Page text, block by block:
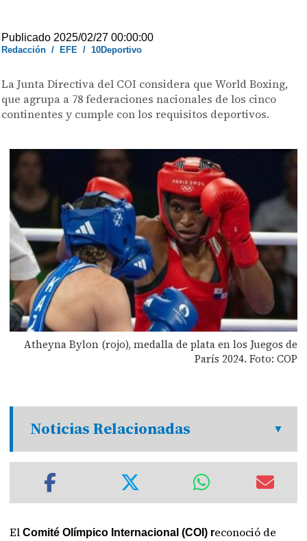
Publicado 2025/02/27 00:00:00
Redacción / EFE /10Deportivo
La Junta Directiva del COI considera que World Boxing,
que agrupa a 78 federaciones nacionales de los cinco
continentes y cumple con los requisitos deportivos.
Atheyna Bylon (rojo), medalla de plata en los Juegos de
París 2024. Foto: COP
Noticias Relacionadas
ElComité Olímpico Internacional (COI) reconoció de